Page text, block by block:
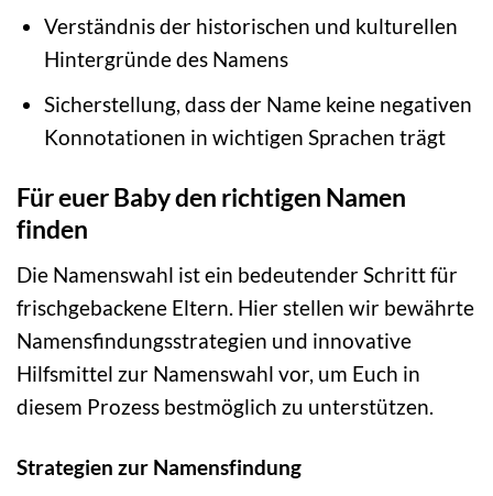
Verständnis der historischen und kulturellen
Hintergründe des Namens
Sicherstellung, dass der Name keine negativen
Konnotationen in wichtigen Sprachen trägt
Für euer Baby den richtigen Namen
finden
Die Namenswahl ist ein bedeutender Schritt für
frischgebackene Eltern. Hier stellen wir bewährte
Namensfindungsstrategien und innovative
Hilfsmittel zur Namenswahl vor, um Euch in
diesem Prozess bestmöglich zu unterstützen.
Strategien zur Namensfindung